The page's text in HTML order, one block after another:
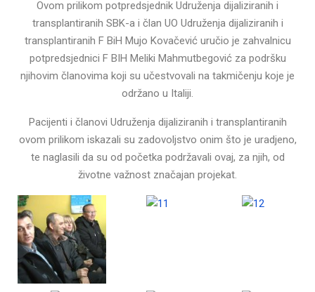
Ovom prilikom potpredsjednik Udruženja dijaliziranih i
transplantiranih SBK-a i član UO Udruženja dijaliziranih i
transplantiranih F BiH Mujo Kovačević uručio je zahvalnicu
potpredsjednici F BIH Meliki Mahmutbegović za podršku
njihovim članovima koji su učestvovali na takmičenju koje je
održano u Italiji.
Pacijenti i članovi Udruženja dijaliziranih i transplantiranih
ovom prilikom iskazali su zadovoljstvo onim što je uradjeno,
te naglasili da su od početka podržavali ovaj, za njih, od
životne važnost značajan projekat.